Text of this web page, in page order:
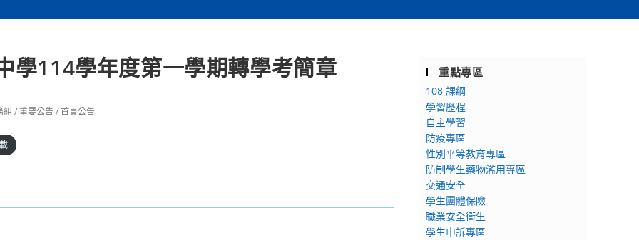
學114學年度第一學期轉學考簡章
組 /重要公告/首頁公告
重點專區
108 課綱
學習歷程
自主學習
防疫專區
性別平等教育專區
防制學生藥物濫用專區
交通安全
學生團體保險
職業安全衛生
學生申訴專區